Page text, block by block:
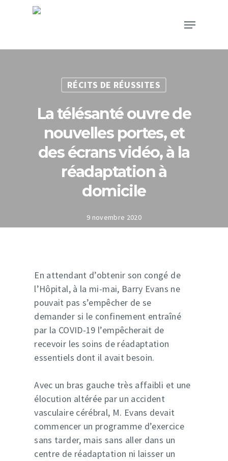
RÉCITS DE RÉUSSITES
La télésanté ouvre de
nouvelles portes, et
des écrans vidéo, à la
réadaptation à
domicile
9 novembre 2020
En attendant d’obtenir son congé de
l’Hôpital, à la mi-mai, Barry Evans ne
pouvait pas s’empêcher de se
demander si le confinement entraîné
par la COVID-19 l’empêcherait de
recevoir les soins de réadaptation
essentiels dont il avait besoin.
Avec un bras gauche très affaibli et une
élocution altérée par un accident
vasculaire cérébral, M. Evans devait
commencer un programme d’exercice
sans tarder, mais sans aller dans un
centre de réadaptation ni laisser un